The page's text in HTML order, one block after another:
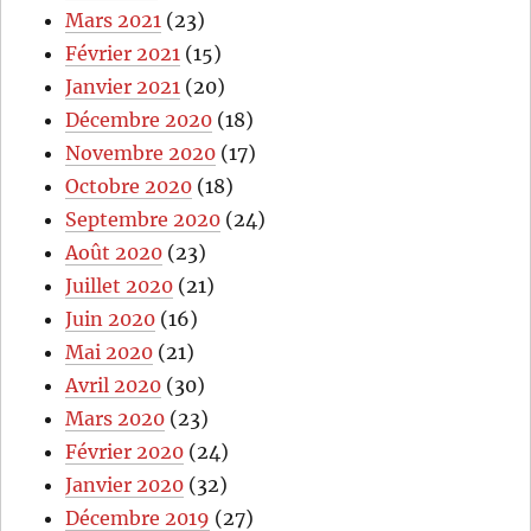
Mars 2021 (23)
Février 2021 (15)
Janvier 2021 (20)
Décembre 2020 (18)
Novembre 2020 (17)
Octobre 2020 (18)
Septembre 2020 (24)
Août 2020 (23)
Juillet 2020 (21)
Juin 2020 (16)
Mai 2020 (21)
Avril 2020 (30)
Mars 2020 (23)
Février 2020 (24)
Janvier 2020 (32)
Décembre 2019 (27)